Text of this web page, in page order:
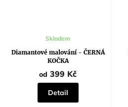
Diamantové malování - ČERNÁ
KOČKA
Průměrné
produktu
je
5,0
z
5
hvězdiček.
Skladem
od 399 Kč
Detail